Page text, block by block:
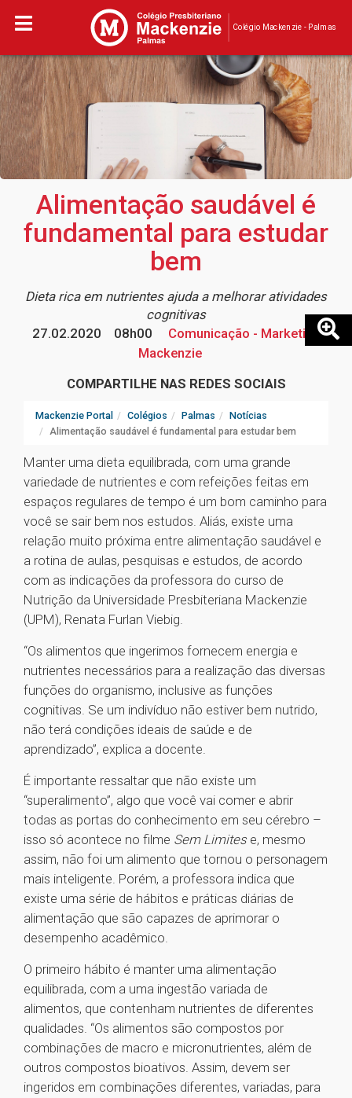
Colégio Mackenzie - Palmas
Alimentação saudável é
fundamental para estudar
bem
Dieta rica em nutrientes ajuda a melhorar atividades
cognitivas
27.02.2020
08h00
Comunicação - Marketing
Mackenzie
COMPARTILHE NAS REDES SOCIAIS
Mackenzie Portal Colégios Palmas
Notícias
Alimentação saudável é fundamental para estudar bem
Manter uma dieta equilibrada, com uma grande
variedade de nutrientes e com refeições feitas em
espaços regulares de tempo é um bom caminho para
você se sair bem nos estudos. Aliás, existe uma
relação muito próxima entre alimentação saudável e
a rotina de aulas, pesquisas e estudos, de acordo
com as indicações da professora do curso de
Nutrição da Universidade Presbiteriana Mackenzie
(UPM), Renata Furlan Viebig.
“Os alimentos que ingerimos fornecem energia e
nutrientes necessários para a realização das diversas
funções do organismo, inclusive as funções
cognitivas. Se um indivíduo não estiver bem nutrido,
não terá condições ideais de saúde e de
aprendizado”, explica a docente.
É importante ressaltar que não existe um
“superalimento”, algo que você vai comer e abrir
todas as portas do conhecimento em seu cérebro –
isso só acontece no filme Sem Limites e, mesmo
assim, não foi um alimento que tornou o personagem
mais inteligente. Porém, a professora indica que
existe uma série de hábitos e práticas diárias de
alimentação que são capazes de aprimorar o
desempenho acadêmico.
O primeiro hábito é manter uma alimentação
equilibrada, com a uma ingestão variada de
alimentos, que contenham nutrientes de diferentes
qualidades. “Os alimentos são compostos por
combinações de macro e micronutrientes, além de
outros compostos bioativos. Assim, devem ser
ingeridos em combinações diferentes, variadas, para